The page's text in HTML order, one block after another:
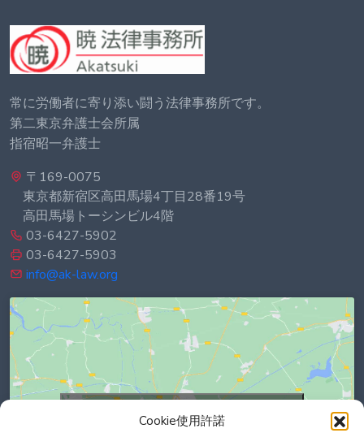
Cookie使用許諾
常に労働者に寄り添い闘う法律事務所です。
第二東京弁護士会所属
指宿昭一弁護士
〒169-0075
東京都新宿区高田馬場4丁目28番19号
高田馬場トーシンビル4階
03-6427-5902
03-6427-5903
info@ak-law.org
Click to accept marketing cookies and
enable this content